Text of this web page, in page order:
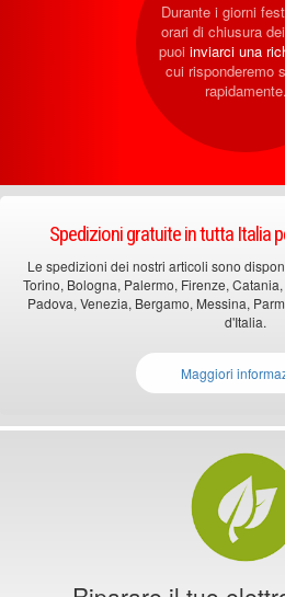
Durante i giorni
orari di chiusura
puoi inviarci una
cui risponderemo
rapidamente.
Spedizioni gratuite in tutta Italia
Le spedizioni dei nostri articoli sono
Torino, Bologna, Palermo, Firenze,
Padova, Venezia, Bergamo, Messina,
d'Italia.
Maggiori